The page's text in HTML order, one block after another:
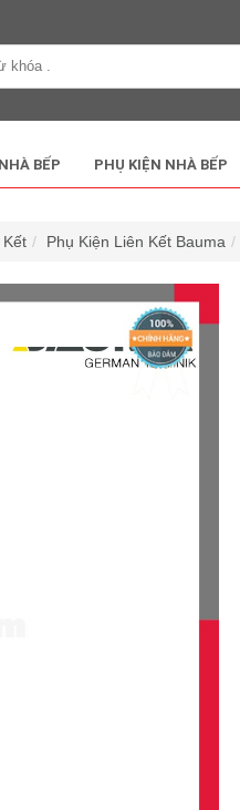
BẾP PHỤ KIỆN NHÀ BẾP
Kết Phụ Kiện Liên Kết Bauma